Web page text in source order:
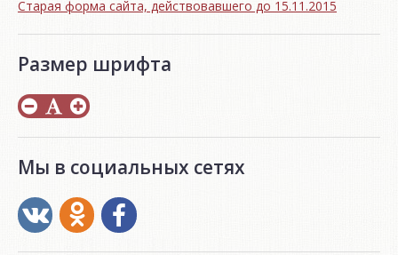
Старая форма сайта, действовавшего до 15.11.2015
Размер шрифта
Мы в социальных сетях